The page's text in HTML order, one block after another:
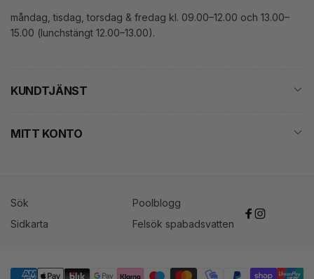
måndag, tisdag, torsdag & fredag kl. 09.00–12.00 och 13.00–
15.00 (lunchstängt 12.00–13.00).
KUNDTJÄNST
MITT KONTO
Sök
Poolblogg
Sidkarta
Felsök spabadsvatten Facebook
Instagram